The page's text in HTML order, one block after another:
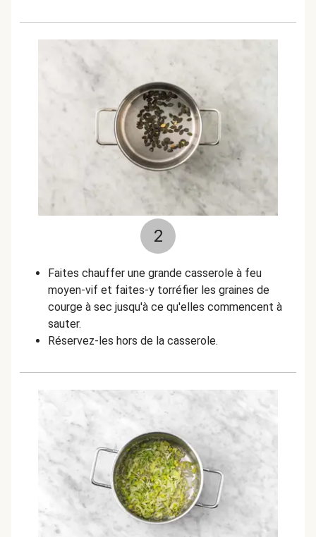
2
Faites chauffer une grande casserole à feu
moyen-vif et faites-y torréfier les graines de
courge à sec jusqu'à ce qu'elles commencent à
sauter.
Réservez-les hors de la casserole.